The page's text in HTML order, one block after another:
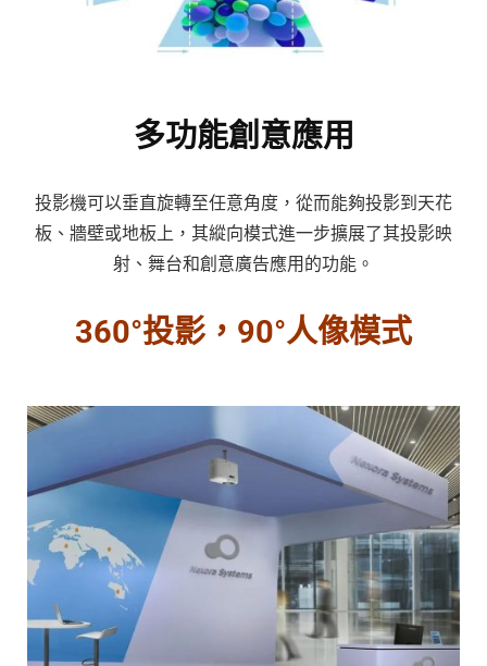
多功能創意應用
投影機可以垂直旋轉至任意角度，從而能夠投影到天花
板、牆壁或地板上，其縱向模式進一步擴展了其投影映
射、舞台和創意廣告應用的功能。
360°投影，90°人像模式